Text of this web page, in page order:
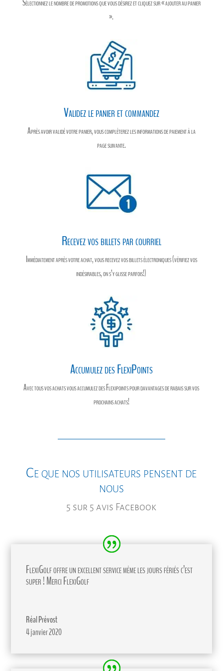
Sélectionnez le nombre de promotions que vous désirez et cliquez sur « ajouter au panier
».
Validez le panier et commandez
Après avoir validé votre panier, vous compléterez les informations de paiement à la
page suivante.
Recevez vos billets par courriel
Immédiatement après votre achat, vous recevez vos billets électroniques (vérifiez vos
indésirables, on s’y glisse parfois!)
Accumulez des FlexiPoints
Avec tous vos achats vous accumulez des Flexipoints pour davantages de rabais sur vos
prochains achats!
Ce que nos utilisateurs pensent de
nous
5 sur 5 avis Facebook
FlexiGolf offre un excellent service même les jours fériés c’est
super ! Merci FlexiGolf
Réal Prévost
4 janvier 2020